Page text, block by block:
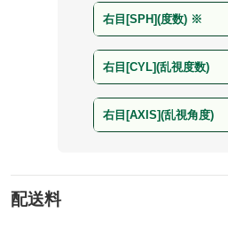
配送料